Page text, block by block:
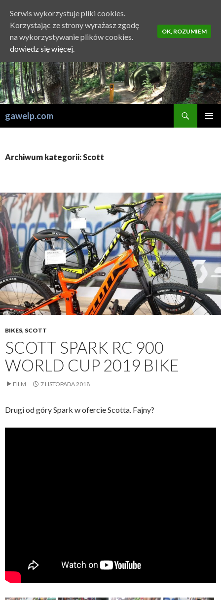
gawelp.com
Archiwum kategorii: Scott
BIKES, SCOTT
SCOTT SPARK RC 900
WORLD CUP 2019 BIKE
FILM 7 LISTOPADA 2018
Drugi od góry Spark w ofercie Scotta. Fajny?
Serwis wykorzystuje pliki cookies.
Korzystając ze strony wyrażasz zgodę
na wykorzystywanie plików cookies.
dowiedz się więcej.
OK, ROZUMIEM